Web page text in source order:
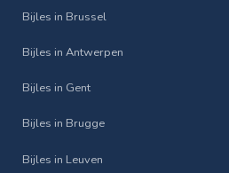
Bijles in Brussel
Bijles in Antwerpen
Bijles in Gent
Bijles in Brugge
Bijles in Leuven